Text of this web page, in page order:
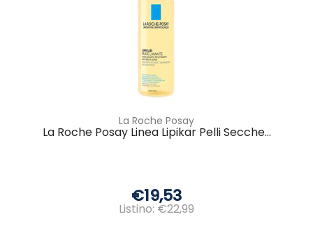
La Roche Posay
La Roche Posay Linea Lipikar Pelli Secche...
€19,53
Listino: €22,99